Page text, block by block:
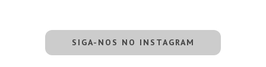
SIGA-NOS NO INSTAGRAM